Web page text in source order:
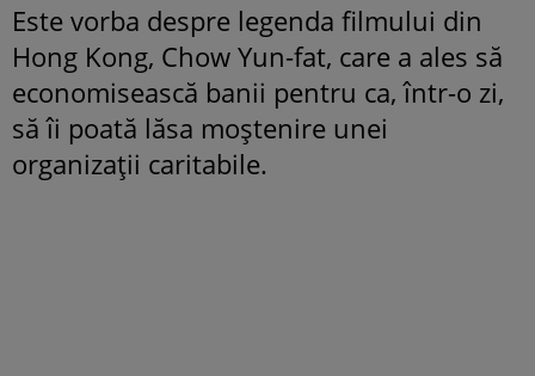
Este vorba despre legenda filmului din
Hong Kong, Chow Yun-fat, care a ales să
economisească banii pentru ca, într-o zi,
să îi poată lăsa moștenire unei
organizații caritabile.